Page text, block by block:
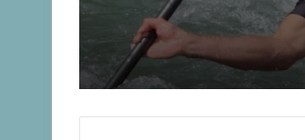
Manuel Tripano se